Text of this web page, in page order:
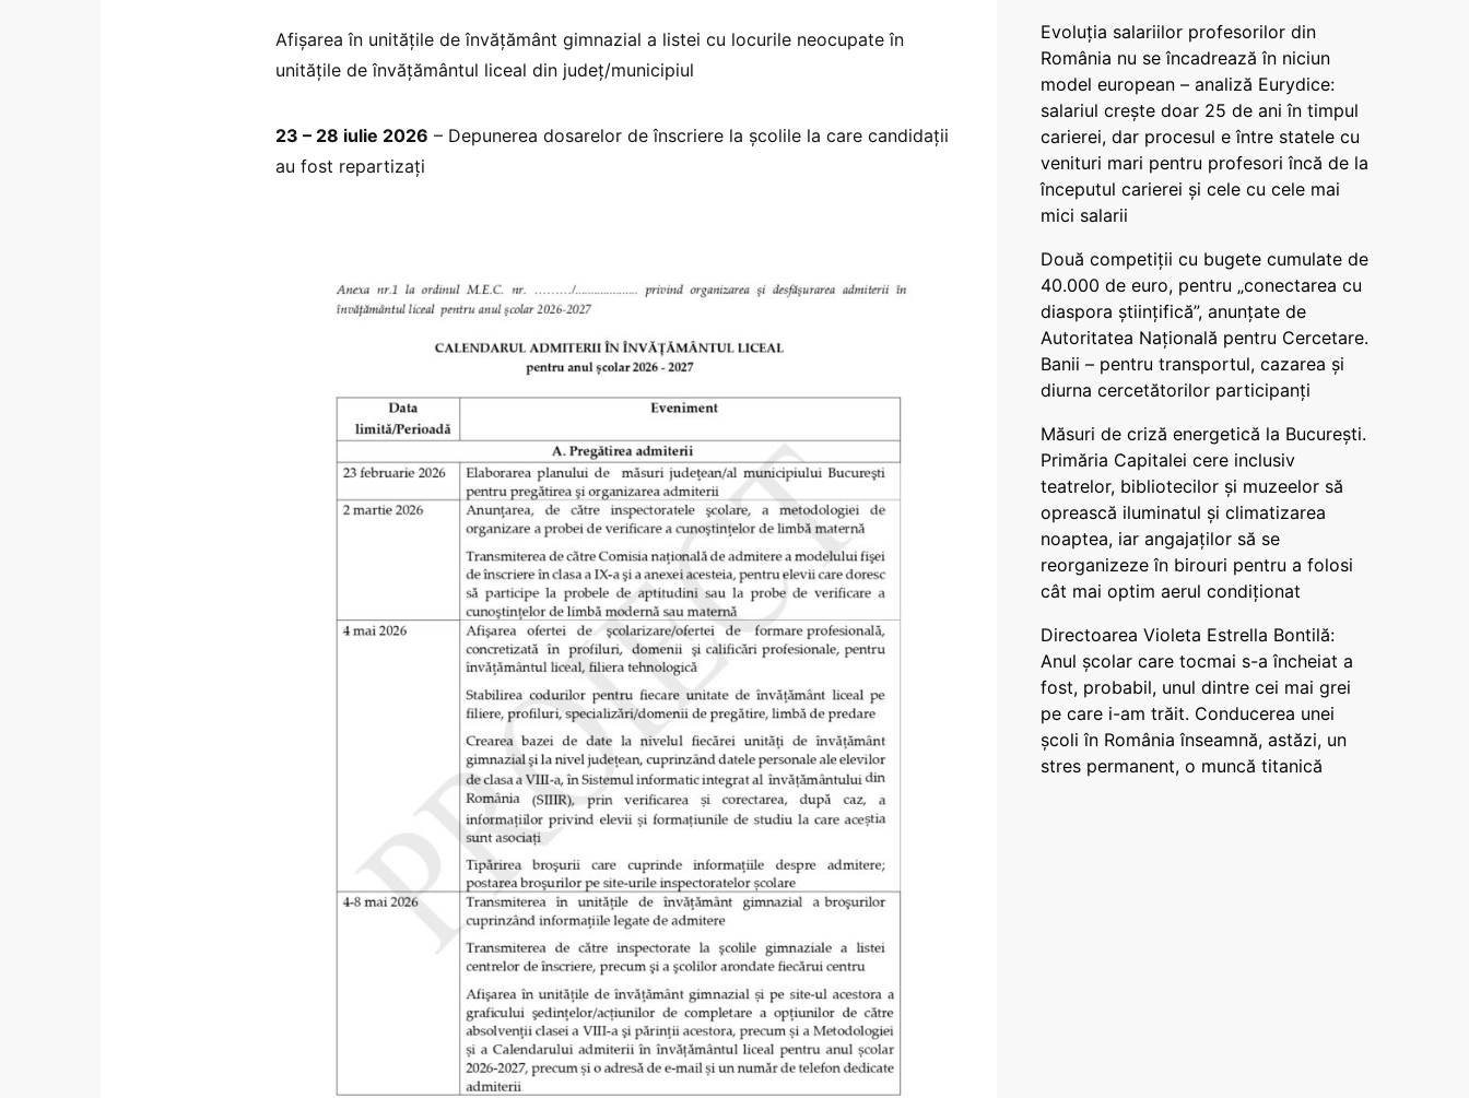
Afișarea în unitățile de învățământ gimnazial a listei cu locurile neocupate în
unitățile de învățământul liceal din județ/municipiul
23 – 28 iulie 2026 – Depunerea dosarelor de înscriere la școlile la care candidații
au fost repartizați
Evoluția salariilor profesorilor din
România nu se încadrează în niciun
model european – analiză Eurydice:
salariul crește doar 25 de ani în timpul
carierei, dar procesul e între statele cu
venituri mari pentru profesori încă de la
începutul carierei și cele cu cele mai
mici salarii
Două competiții cu bugete cumulate de
40.000 de euro, pentru „conectarea cu
diaspora științifică”, anunțate de
Autoritatea Națională pentru Cercetare.
Banii – pentru transportul, cazarea și
diurna cercetătorilor participanți
Măsuri de criză energetică la București.
Primăria Capitalei cere inclusiv
teatrelor, bibliotecilor și muzeelor să
oprească iluminatul și climatizarea
noaptea, iar angajaților să se
reorganizeze în birouri pentru a folosi
cât mai optim aerul condiționat
Directoarea Violeta Estrella Bontilă:
Anul școlar care tocmai s-a încheiat a
fost, probabil, unul dintre cei mai grei
pe care i-am trăit. Conducerea unei
școli în România înseamnă, astăzi, un
stres permanent, o muncă titanică